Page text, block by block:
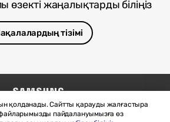
қолданады. Сайтты қарауды жалғастыра
файларымызды пайдалануымызға өз
өзекті жаңалықтарды біліңіз
тізімі
жазыңыз
SAMSUNG.COM